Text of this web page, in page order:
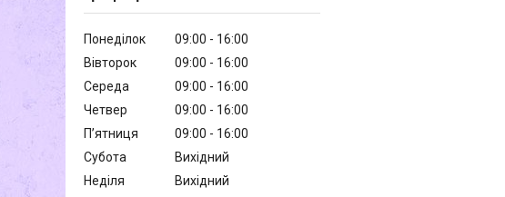
Понеділок 09:00
16:00
Вівторок
09:00
16:00
Середа
09:00
16:00
Четвер
09:00
16:00
Пʼятниця
09:00
16:00
Субота
Вихідний
Неділя
Вихідний